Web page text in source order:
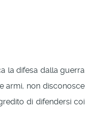
la difesa dalla guerra
armi, non disconosce
di difendersi coi